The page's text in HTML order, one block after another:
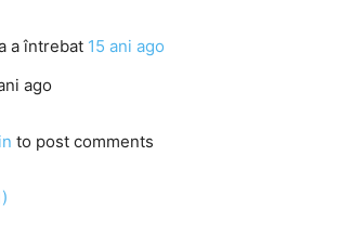
a întrebat 15 ani ago
ago
to post comments